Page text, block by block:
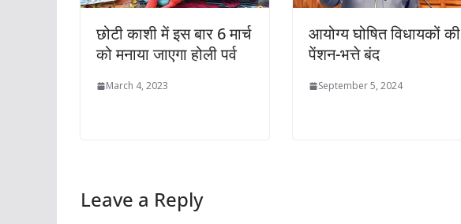
छोटी काशी में इस बार 6 मार्च
को मनाया जाएगा होली पर्व
March 4, 2023
आयोग्य घोषित विधायकों की
पेंशन-भत्ते बंद
September 5, 2024
Leave a Reply